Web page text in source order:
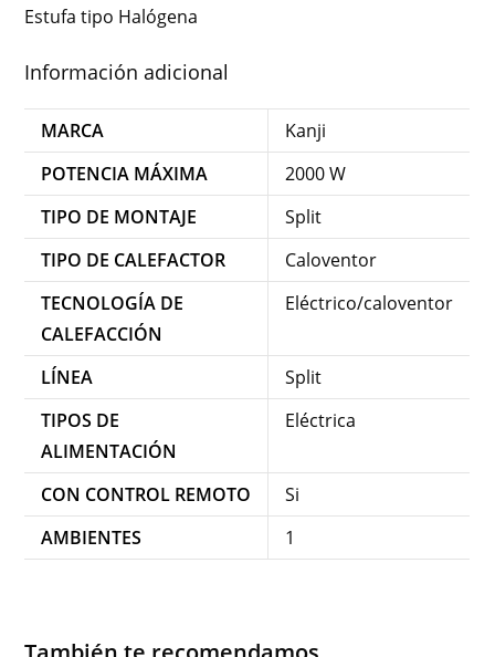
Estufa tipo Halógena
Información adicional
MARCA
Kanji
POTENCIA MÁXIMA
2000 W
TIPO DE MONTAJE
Split
TIPO DE CALEFACTOR
Caloventor
TECNOLOGÍA DE
CALEFACCIÓN
Eléctrico/caloventor
LÍNEA
Split
TIPOS DE
ALIMENTACIÓN
Eléctrica
CON CONTROL REMOTO
Si
AMBIENTES
1